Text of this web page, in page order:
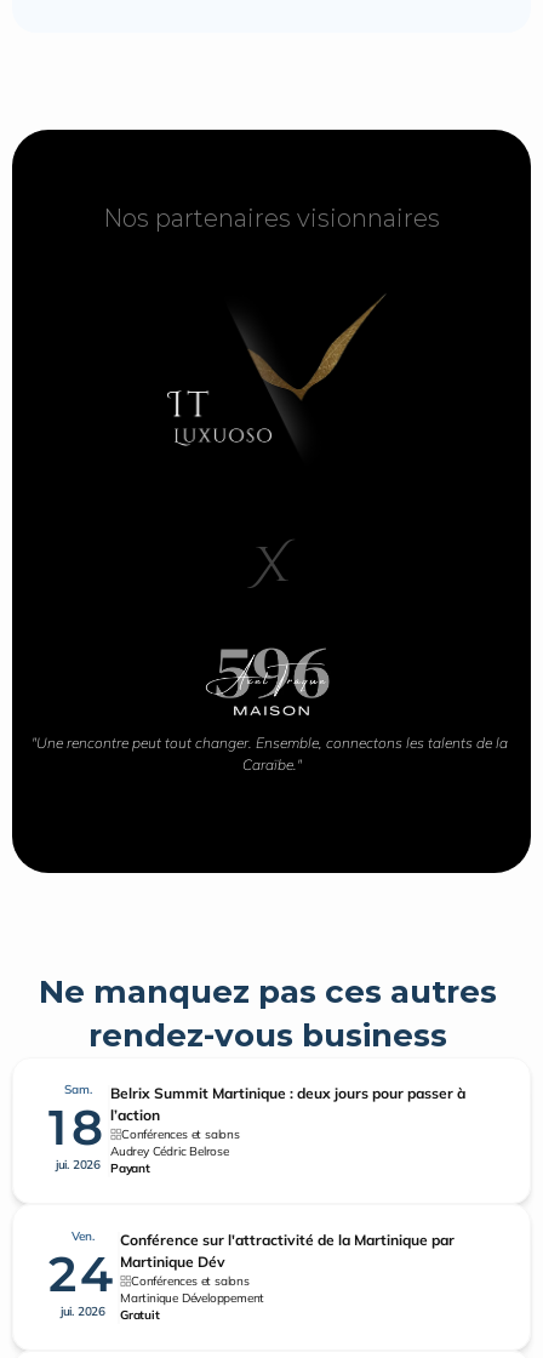
Nos partenaires visionnaires
Nos partenaires visionnaires
X
"Une rencontre peut tout changer. Ensemble, connectons les talents de la
Caraïbe."
Ne manquez pas ces autres
rendez-vous business
Sam.
18
jui. 2026
Belrix Summit Martinique : deux jours pour passer à
l’action
Conférences et salons
Audrey Cédric Belrose
Payant
Ven.
24
jui. 2026
Conférence sur l'attractivité de la Martinique par
Martinique Dév
Conférences et salons
Martinique Développement
Gratuit